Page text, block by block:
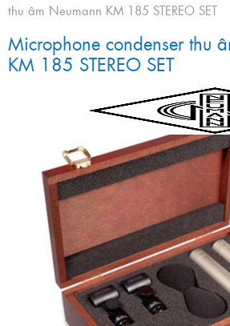
thu âm Neumann KM 185 STEREO SET
Microphone condenser thu
KM 185 STEREO SET